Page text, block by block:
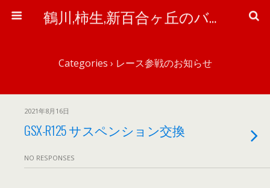
鶴川,柿生,新百合ヶ丘のバイク＆自転車屋さん「ワイズ・ピット」のブログ
Categories › レース参戦のお知らせ
2021年8月16日
GSX-R125 サスペンション交換
NO RESPONSES